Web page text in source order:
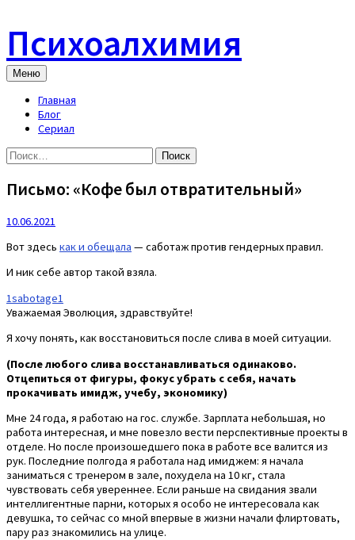
content
Психоалхимия
Меню
Главная
Блог
Сериал
Найти:
Письмо: «Кофе был отвратительный»
10.06.2021
Вот здесь как и обещала — саботаж против гендерных правил.
И ник себе автор такой взяла.
1sabotage1
Уважаемая Эволюция, здравствуйте!
Я хочу понять, как восстановиться после слива в моей ситуации.
(После любого слива восстанавливаться одинаково.
Отцепиться от фигуры, фокус убрать с себя, начать
прокачивать имидж, учебу, экономику)
Мне 24 года, я работаю на гос. службе. Зарплата небольшая, но
работа интересная, и мне повезло вести перспективные проекты в
отделе. Но после произошедшего пока в работе все валится из
рук. Последние полгода я работала над имиджем: я начала
заниматься с тренером в зале, похудела на 10 кг, стала
чувствовать себя увереннее. Если раньше на свидания звали
интеллигентные парни, которых я особо не интересовала как
девушка, то сейчас со мной впервые в жизни начали флиртовать,
пару раз знакомились на улице.